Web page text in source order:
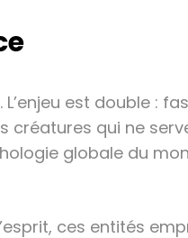
est double :
créatures qui ne
globale du
ces entités